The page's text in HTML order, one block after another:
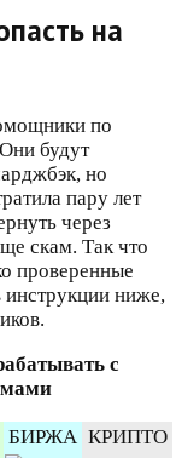
на
по
будут
но
пару лет
через
скам. Так что
проверенные
инструкции ниже,
с
БИРЖА КРИПТО